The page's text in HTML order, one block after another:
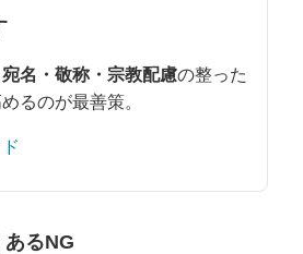
宛名・敬称・宗教配慮の整った
るのが最善策。
るNG